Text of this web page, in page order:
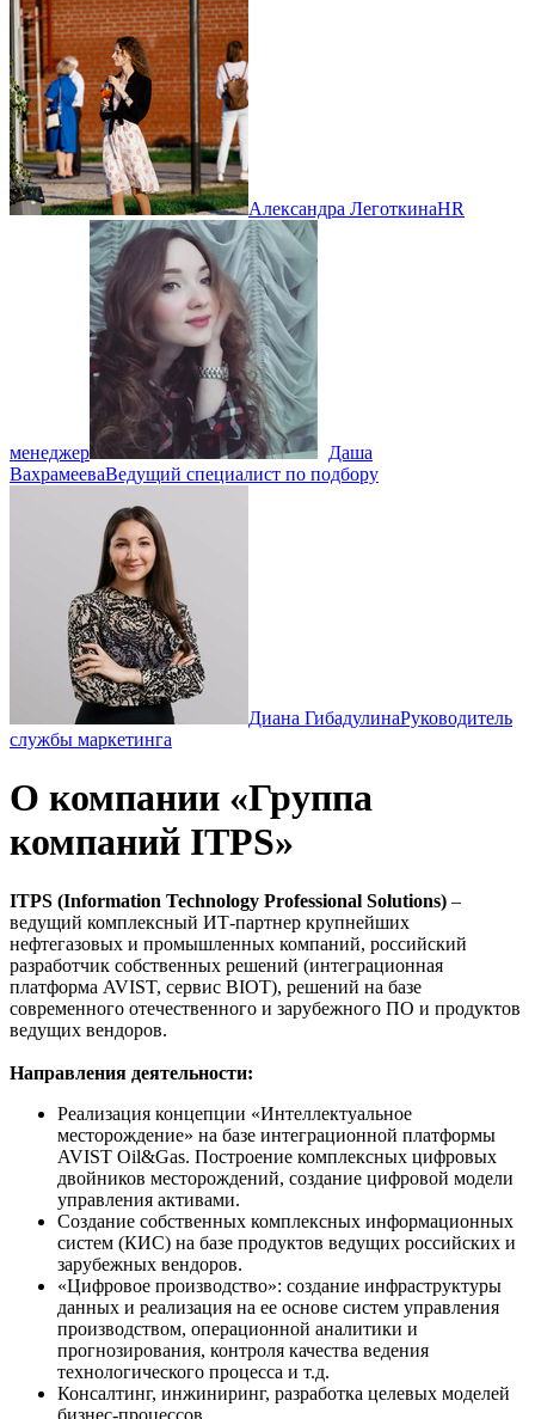
Александра ЛеготкинаHR
менеджер
Даша
ВахрамееваВедущий специалист по подбору
Диана ГибадулинаРуководитель
службы маркетинга
О компании «Группа
компаний ITPS»
ITPS (Information Technology Professional Solutions) –
ведущий комплексный ИТ-партнер крупнейших
нефтегазовых и промышленных компаний, российский
разработчик собственных решений (интеграционная
платформа AVIST, сервис BIOT), решений на базе
современного отечественного и зарубежного ПО и продуктов
ведущих вендоров.
Направления деятельности:
Реализация концепции «Интеллектуальное
месторождение» на базе интеграционной платформы
AVIST Oil&Gas. Построение комплексных цифровых
двойников месторождений, создание цифровой модели
управления активами.
Создание собственных комплексных информационных
систем (КИС) на базе продуктов ведущих российских и
зарубежных вендоров.
«Цифровое производство»: создание инфраструктуры
данных и реализация на ее основе систем управления
производством, операционной аналитики и
прогнозирования, контроля качества ведения
технологического процесса и т.д.
Консалтинг, инжиниринг, разработка целевых моделей
бизнес-процессов.